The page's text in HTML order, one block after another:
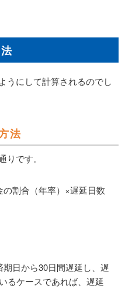
うにして計算されるのでし
法
です。
の割合（年率）×遅延日数
日から30日間遅延し、遅
るケースであれば、遅延